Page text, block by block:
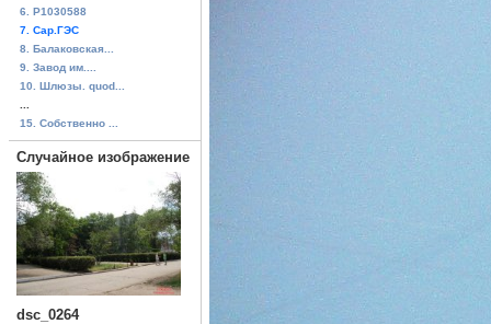
6. P1030588
7. Сар.ГЭС
8. Балаковская...
9. Завод им....
10. Шлюзы. quod...
15. Собственно ...
Случайное изображение
dsc_0264